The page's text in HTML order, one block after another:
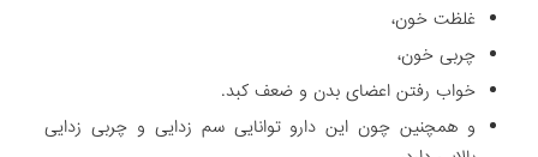
غلظت خون،
چربی خون،
خواب رفتن اعضای بدن و ضعف کبد.
و همچنین چون این دارو توانایی سم زدایی و چربی زدایی